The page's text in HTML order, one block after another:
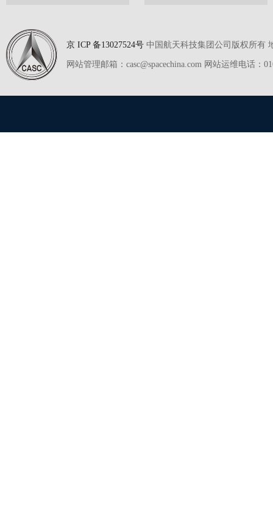
京 ICP 备13027524号 中国航天科技集团公司版权所有
网站管理邮箱：casc@spacechina.com 网站运维电话：